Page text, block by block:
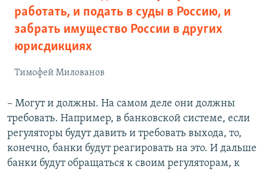
работать, и подать в суды в Россию, и
забрать имущество России в других
юрисдикциях
Тимофей Милованов
– Могут и должны. На самом деле они должны
требовать. Например, в банковской системе, если
регуляторы будут давить и требовать выхода, то,
конечно, банки будут реагировать на это. И дальше
банки будут обращаться к своим регуляторам, к